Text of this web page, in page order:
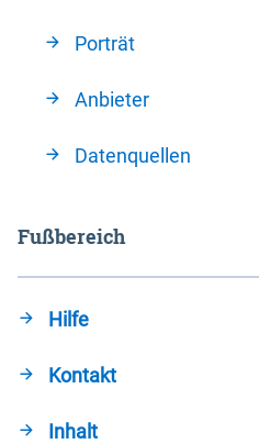
Porträt
Anbieter
Datenquellen
Fußbereich
Hilfe
Kontakt
Inhalt